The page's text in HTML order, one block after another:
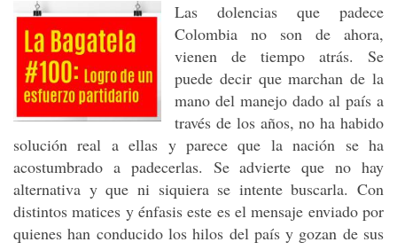
Las dolencias que padece
Colombia no son de ahora,
vienen de tiempo atrás. Se
puede decir que marchan de la
mano del manejo dado al país a
través de los años, no ha habido
solución real a ellas y parece que la nación se ha
acostumbrado a padecerlas. Se advierte que no hay
alternativa y que ni siquiera se intente buscarla. Con
distintos matices y énfasis este es el mensaje enviado por
quienes han conducido los hilos del país y gozan de sus